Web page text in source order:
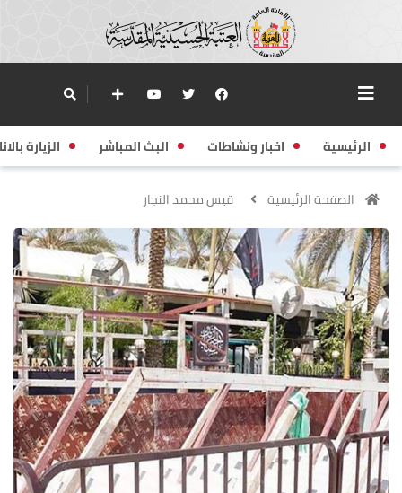
الرئيسية اخبار ونشاطات البث المباشر الزيارة
الصفحة الرئيسية قيس محمد النجار